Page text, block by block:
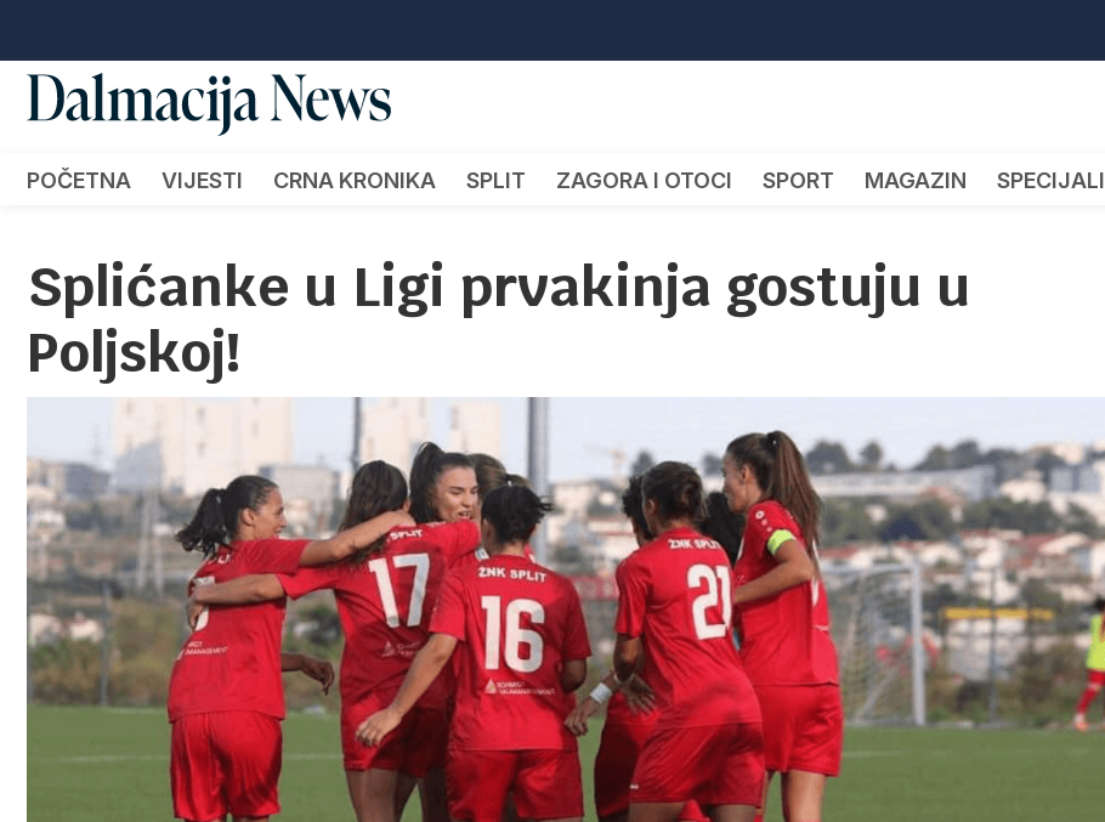
POČETNA VIJESTI CRNA KRONIKA SPLIT ZAGORA I OTOCI SPORT MAGAZIN SPECIJALI
Splićanke u Ligi prvakinja gostuju u
Poljskoj!